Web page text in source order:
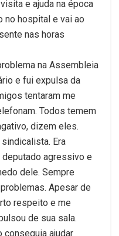
e ajuda na época
no hospital e vai ao
nas horas
na Assembleia
e fui expulsa da
tentaram me
Todos temem
dizem eles.
Era
agressivo e
dele. Sempre
Apesar de
respeito e me
de sua sala.
conseguia ajudar